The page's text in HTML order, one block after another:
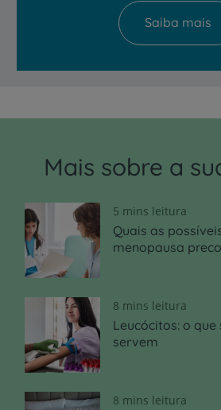
Saiba mais
Mais sobre a
5 mins leitura
Quais as
menopausa
8 mins leitura
Leucócitos: o
servem
8 mins leitura